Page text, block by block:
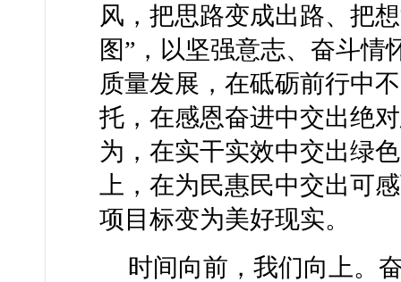
风，把思路变成出路、把
图”，以坚强意志、奋斗
质量发展，在砥砺前行中
托，在感恩奋进中交出绝
为，在实干实效中交出绿
上，在为民惠民中交出可
项目标变为美好现实。
时间向前，我们向上。